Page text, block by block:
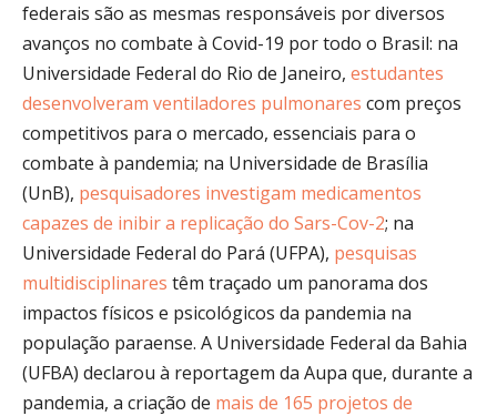
federais são as mesmas responsáveis por diversos
avanços no combate à Covid-19 por todo o Brasil: na
Universidade Federal do Rio de Janeiro, estudantes
desenvolveram ventiladores pulmonares com preços
competitivos para o mercado, essenciais para o
combate à pandemia; na Universidade de Brasília
(UnB), pesquisadores investigam medicamentos
capazes de inibir a replicação do Sars-Cov-2; na
Universidade Federal do Pará (UFPA), pesquisas
multidisciplinares têm traçado um panorama dos
impactos físicos e psicológicos da pandemia na
população paraense. A Universidade Federal da Bahia
(UFBA) declarou à reportagem da Aupa que, durante a
pandemia, a criação de mais de 165 projetos de